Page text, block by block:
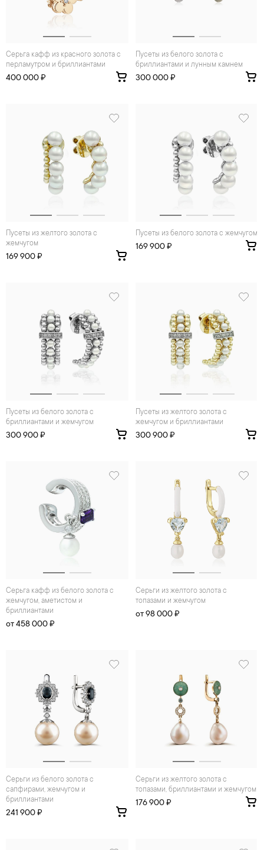
Серьга кафф из красного золота с
перламутром и бриллиантами
400 000 ₽
Пусеты из белого золота с
бриллиантами и лунным камнем
300 000 ₽
Пусеты из желтого золота с
жемчугом
169 900 ₽
Пусеты из белого золота с жемчугом
169 900 ₽
Пусеты из белого золота с
бриллиантами и жемчугом
300 900 ₽
Пусеты из желтого золота с
жемчугом и бриллиантами
300 900 ₽
Серьга кафф из белого золота с
жемчугом, аметистом и
бриллиантами
от 458 000 ₽
Серьги из желтого золота с
топазами и жемчугом
от 98 000 ₽
Серьги из белого золота с
сапфирами, жемчугом и
бриллиантами
241 900 ₽
Серьги из желтого золота с
топазами, бриллиантами и жемчугом
176 900 ₽